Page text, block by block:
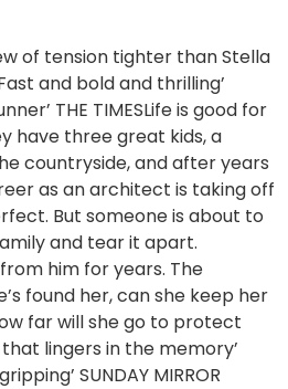
of tension tighter than Stella
and bold and thrilling’
THE TIMESLife is good for
have three great kids, a
countryside, and after years
as an architect is taking off
But someone is about to
and tear it apart.
him for years. The
found her, can she keep her
far will she go to protect
lingers in the memory’
SUNDAY MIRROR